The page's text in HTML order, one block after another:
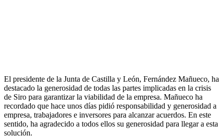
El presidente de la Junta de Castilla y León, Fernández Mañueco, ha
destacado la generosidad de todas las partes implicadas en la crisis
de Siro para garantizar la viabilidad de la empresa. Mañueco ha
recordado que hace unos días pidió responsabilidad y generosidad a
empresa, trabajadores e inversores para alcanzar acuerdos. En este
sentido, ha agradecido a todos ellos su generosidad para llegar a esta
solución.